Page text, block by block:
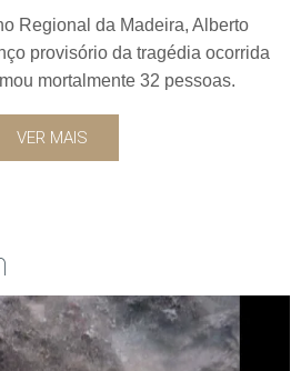
Regional da Madeira, Alberto
provisório da tragédia ocorrida
mortalmente 32 pessoas.
VER MAIS